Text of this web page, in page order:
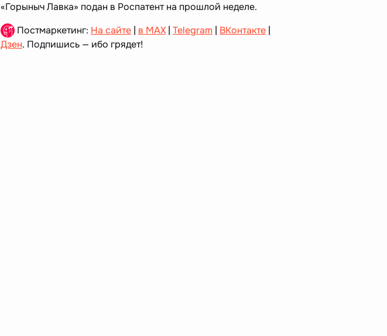
«Горыныч Лавка» подан в Роспатент на прошлой неделе.
Постмаркетинг: На сайте | в MAX | Telegram | ВКонтакте |
Дзен. Подпишись — ибо грядет!